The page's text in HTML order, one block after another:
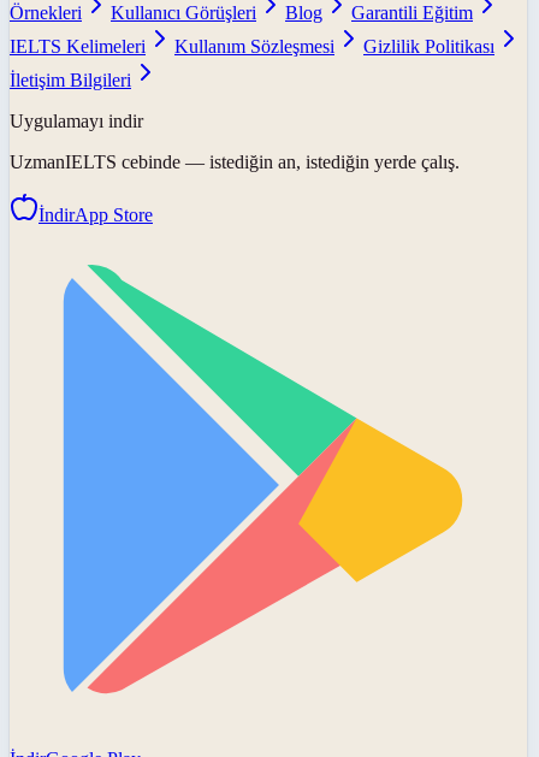
Örnekleri
Kullanıcı Görüşleri Blog
Garantili Eğitim
IELTS Kelimeleri
Kullanım Sözleşmesi
Gizlilik Politikası
İletişim Bilgileri
Uygulamayı indir
UzmanIELTS cebinde — istediğin an, istediğin yerde çalış.
İndirApp Store